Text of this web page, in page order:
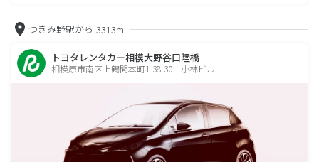
つきみ野駅から 3313m
トヨタレンタカー相模大野谷口陸橋
相模原市南区上鶴間本町1-38-30 小林ビル